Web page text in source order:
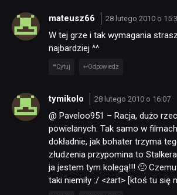
mateusz66 28 lutego 2010 o
W tej grze i tak wymagania
najbardziej ^^
Cytuj Odpowiedz
tymikolo 28 lutego 2010 o 16:07
@ Paveloo951 – Racja, dużo
powielanych. Tak samo w
dokładnie, jak bohater trzyma
złudzenia przypomina to
ja jestem tym kolegą!!! 🙁
taki niemiły :/ <żart> [ktoś tu się